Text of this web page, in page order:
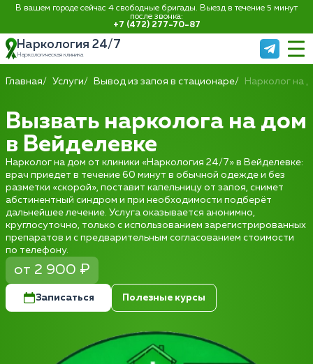
В вашем городе сейчас 4 свободные бригады. Выезд в течение 5 минут
после звонка:
+7 (472) 277-70-87
Наркология 24/7
Наркологическая клиника
Главная Услуги Вывод из запоя в стационаре Нарколог на
Вызвать нарколога на дом
в Вейделевке
Нарколог на дом от клиники «Наркология 24/7» в Вейделевке:
врач приедет в течение 60 минут в обычной одежде и без
разметки «скорой», поставит капельницу от запоя, снимет
абстинентный синдром и при необходимости подберёт
дальнейшее лечение. Услуга оказывается анонимно,
круглосуточно, только с использованием зарегистрированных
препаратов и с предварительным согласованием стоимости
по телефону.
от 2 900 ₽
Записаться Полезные курсы